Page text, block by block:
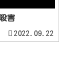
害
2022.09.22